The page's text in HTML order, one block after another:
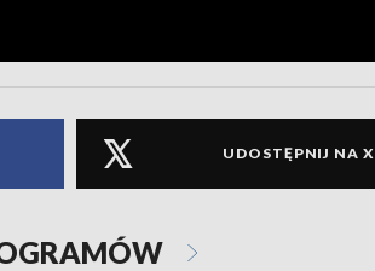
UDOSTĘPNIJ NA X